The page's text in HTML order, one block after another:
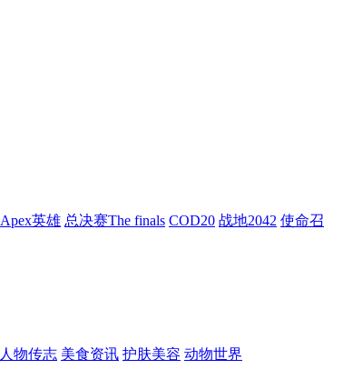
Apex英雄 总决赛The finals COD20 战地2042 使命召
人物传志 美食资讯 护肤美容 动物世界